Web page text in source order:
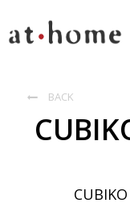
 BACK